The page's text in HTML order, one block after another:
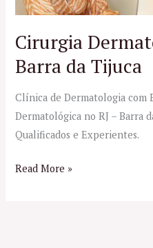
Cirurgia
Barra da Tijuca
Clínica de Dermatologia com
Dermatológica no RJ – Barra
Qualificados e Experientes.
Barra
Tijuca
Read More »